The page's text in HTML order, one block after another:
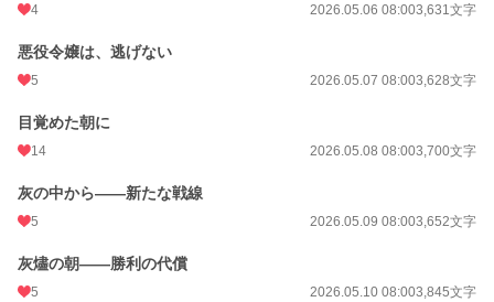
4 2026.05.06 08:003,631文字
悪役令嬢は、逃げない
5 2026.05.07 08:003,628文字
目覚めた朝に
14 2026.05.08 08:003,700文字
灰の中から——新たな戦線
5 2026.05.09 08:003,652文字
灰燼の朝——勝利の代償
5 2026.05.10 08:003,845文字